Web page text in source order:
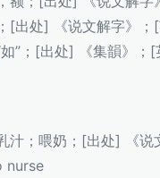
[出处] 《说文解字》
”；[出处] 《集韻》
汁；喂奶；[出处] 《
nurse